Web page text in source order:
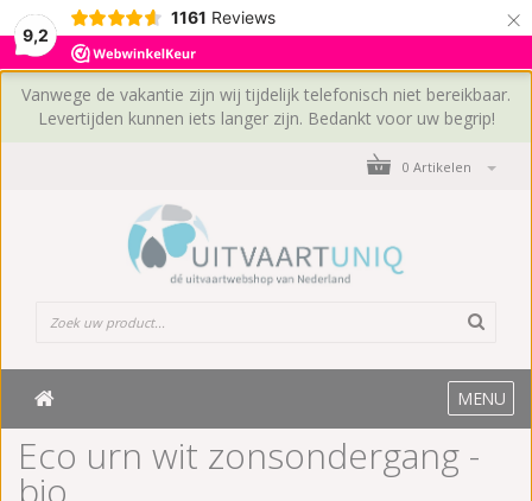
9,2
1161 Reviews ×
Vanwege de vakantie zijn wij tijdelijk telefonisch niet bereikbaar.
Levertijden kunnen iets langer zijn. Bedankt voor uw begrip!
0 Artikelen
MENU
Eco urn wit zonsondergang -
bio